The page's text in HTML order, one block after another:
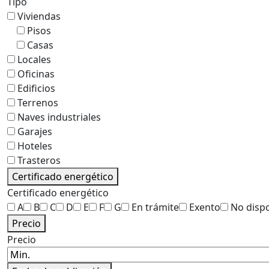
Viviendas
Pisos
Casas
Locales
Oficinas
Edificios
Terrenos
Naves industriales
Garajes
Hoteles
Trasteros
Certificado energético
Certificado energético
A
B C D E F G En trámite Exento
No
Precio
Precio